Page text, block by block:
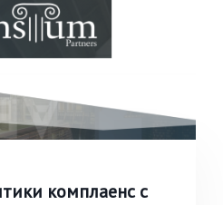
комплаенс с